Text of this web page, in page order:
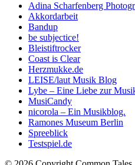
Adina Scharfenberg
Akkordarbeit
Bandup
be subjectice!
Bleistiftrocker
Coast is Clear
Herzmukke.de
LEISE/laut Musik Blog
Lybe – Eine Liebe zur
MusiCandy
nicorola – Ein Musikblog.
Ramones Museum Berlin
Spreeblick
Testspiel.de